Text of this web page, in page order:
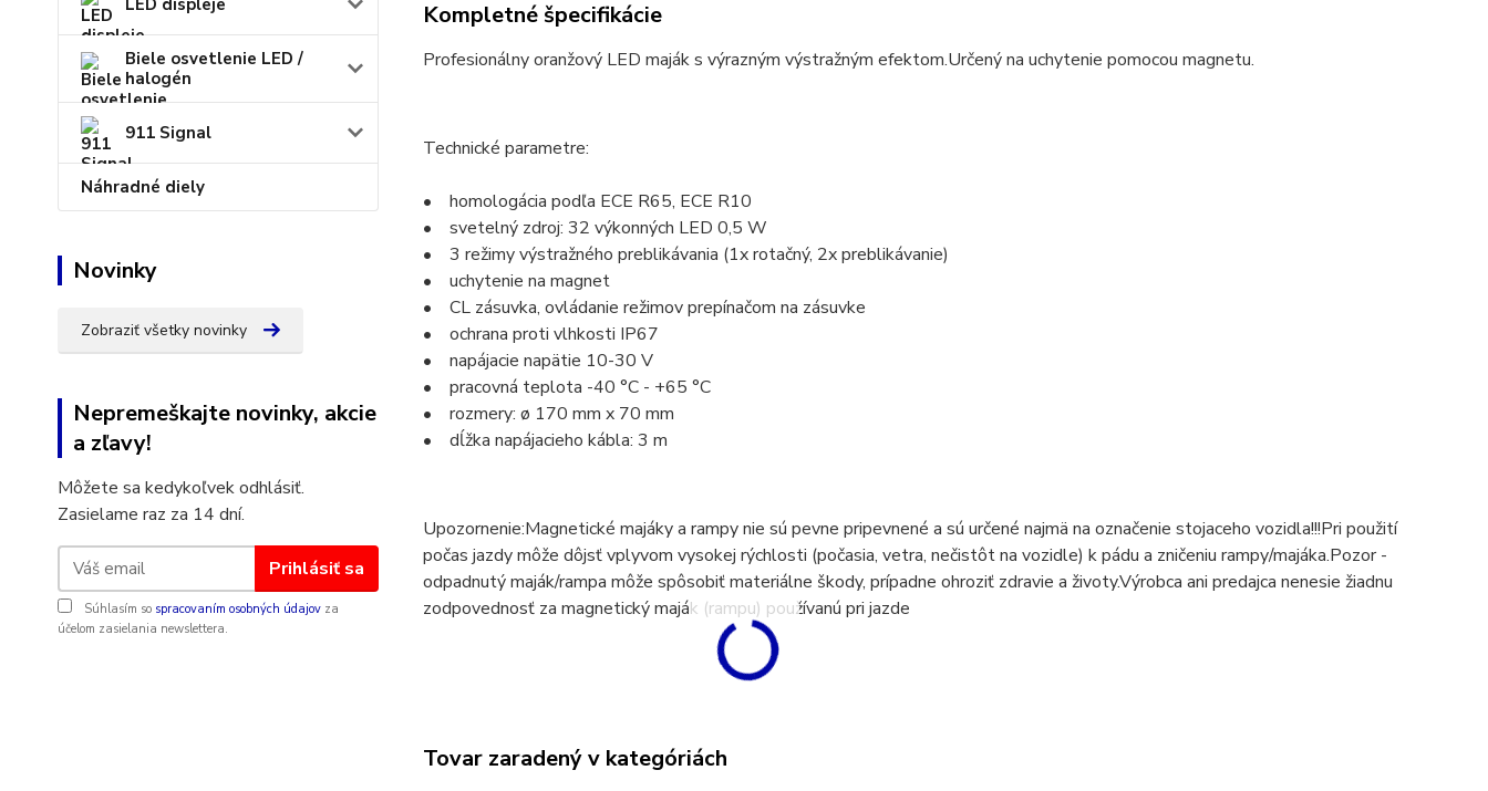
LED displeje
Biele osvetlenie LED /
halogén
911 Signal
Náhradné diely
Novinky
Zobraziť všetky novinky
Nepremeškajte novinky, akcie
a zľavy!
Môžete sa kedykoľvek odhlásiť.
Zasielame raz za 14 dní.
Prihlásiť sa
Súhlasím so spracovaním osobných údajov za
účelom zasielania newslettera.
Kompletné špecifikácie
Profesionálny oranžový LED maják s výrazným výstražným efektom.Určený na uchytenie pomocou magnetu.
Technické parametre:
• homologácia podľa ECE R65, ECE R10
• svetelný zdroj: 32 výkonných LED 0,5 W
• 3 režimy výstražného preblikávania (1x rotačný, 2x preblikávanie)
• uchytenie na magnet
• CL zásuvka, ovládanie režimov prepínačom na zásuvke
• ochrana proti vlhkosti IP67
• napájacie napätie 10-30 V
• pracovná teplota -40 °C - +65 °C
• rozmery: ø 170 mm x 70 mm
• dĺžka napájacieho kábla: 3 m
Upozornenie:Magnetické majáky a rampy nie sú pevne pripevnené a sú určené najmä na označenie stojaceho vozidla!!!Pri použití
počas jazdy môže dôjsť vplyvom vysokej rýchlosti (počasia, vetra, nečistôt na vozidle) k pádu a zničeniu rampy/majáka.Pozor -
odpadnutý maják/rampa môže spôsobiť materiálne škody, prípadne ohroziť zdravie a životy.Výrobca ani predajca nenesie žiadnu
zodpovednosť za magnetický maják (rampu) používanú pri jazde
Tovar zaradený v kategóriách